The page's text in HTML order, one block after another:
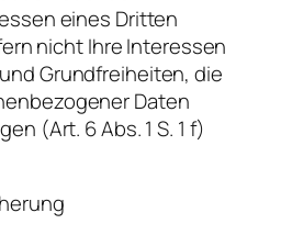
eines Dritten
nicht Ihre Interessen
Grundfreiheiten, die
Daten
(Art. 6 Abs. 1 S. 1 f)